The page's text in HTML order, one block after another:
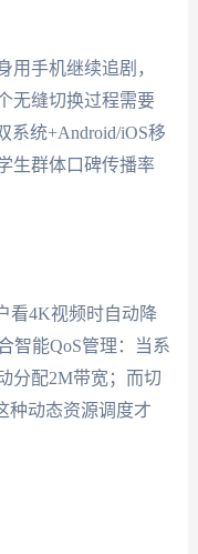
用手机继续追剧，
无缝切换过程需要
系统+Android/iOS移
生群体口碑传播率
看4K视频时自动降
智能QoS管理：当系
分配2M带宽；而切
种动态资源调度才